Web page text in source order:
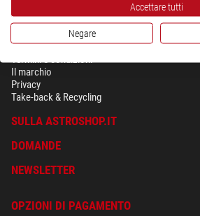
SICUREZZA & PRIVACY
Termini e condizioni
Il marchio
Privacy
Take-back & Recycling
SULLA ASTROSHOP.IT
DOMANDE
NEWSLETTER
OPZIONI DI PAGAMENTO
Accettare tutti
Negare